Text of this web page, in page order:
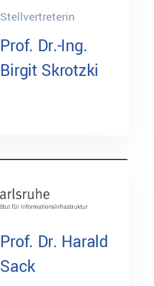
Stellvertreterin
Prof. Dr.-Ing.
Birgit Skrotzki
Prof. Dr. Harald
Sack